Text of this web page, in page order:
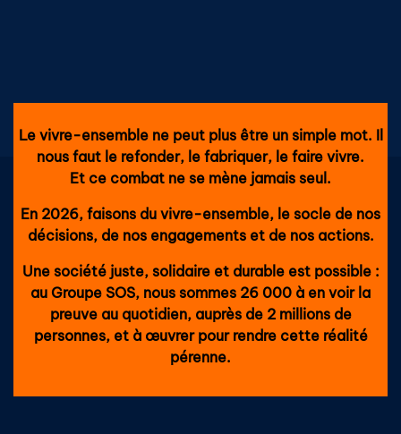
Le vivre-ensemble ne peut plus être un simple mot. Il
nous faut le refonder, le fabriquer, le faire vivre.
Et ce combat ne se mène jamais seul.
En 2026, faisons du vivre-ensemble, le socle de nos
décisions, de nos engagements et de nos actions.
Une société juste, solidaire et durable est possible :
au Groupe SOS, nous sommes 26 000 à en voir la
preuve au quotidien, auprès de 2 millions de
personnes, et à œuvrer pour rendre cette réalité
pérenne.